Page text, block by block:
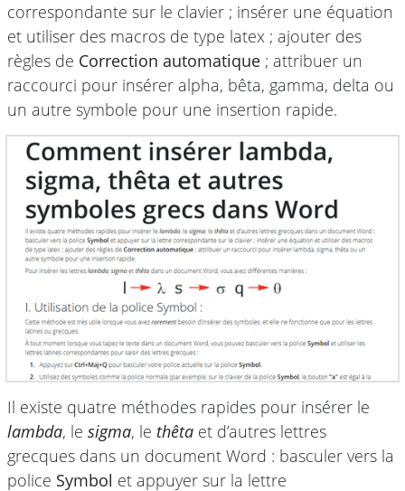
correspondante sur le clavier ; insérer une équation
et utiliser des macros de type latex ; ajouter des
règles de Correction automatique ; attribuer un
raccourci pour insérer alpha, bêta, gamma, delta ou
un autre symbole pour une insertion rapide.
Il existe quatre méthodes rapides pour insérer le
lambda, le sigma, le thêta et d’autres lettres
grecques dans un document Word : basculer vers la
police Symbol et appuyer sur la lettre